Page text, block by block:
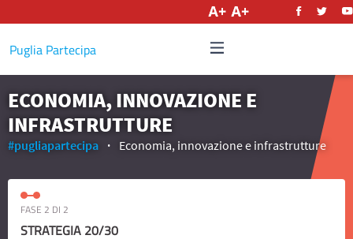
Puglia Partecipa
ECONOMIA, INNOVAZIONE E
INFRASTRUTTURE
#pugliapartecipa Economia, innovazione e infrastrutture
FASE 2 DI 2
STRATEGIA 20/30